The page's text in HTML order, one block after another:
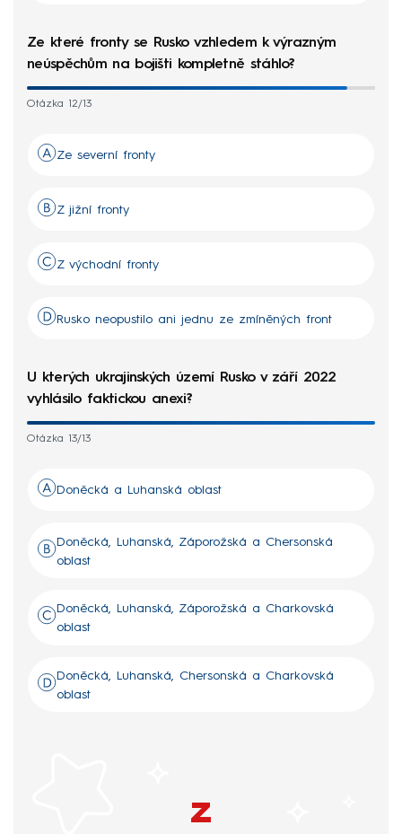
Ze které fronty se Rusko vzhledem k výrazným
neúspěchům na bojišti kompletně stáhlo?
Otázka 12/13
Ze severní fronty
Z jižní fronty
Z východní fronty
Rusko neopustilo ani jednu ze zmíněných front
U kterých ukrajinských území Rusko v září 2022
vyhlásilo faktickou anexi?
Otázka 13/13
Doněcká a Luhanská oblast
Doněcká, Luhanská, Záporožská a Chersonská
oblast
Doněcká, Luhanská, Záporožská a Charkovská
oblast
Doněcká, Luhanská, Chersonská a Charkovská
oblast
z